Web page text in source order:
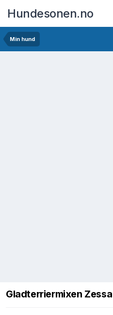
Hundesonen.no
Min hund
Gladterriermixen